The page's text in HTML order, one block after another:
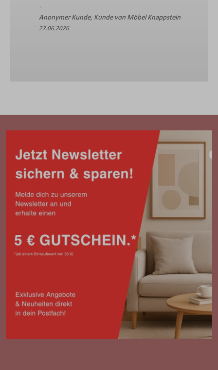
Kunde, Kunde von Möbel Knappstein